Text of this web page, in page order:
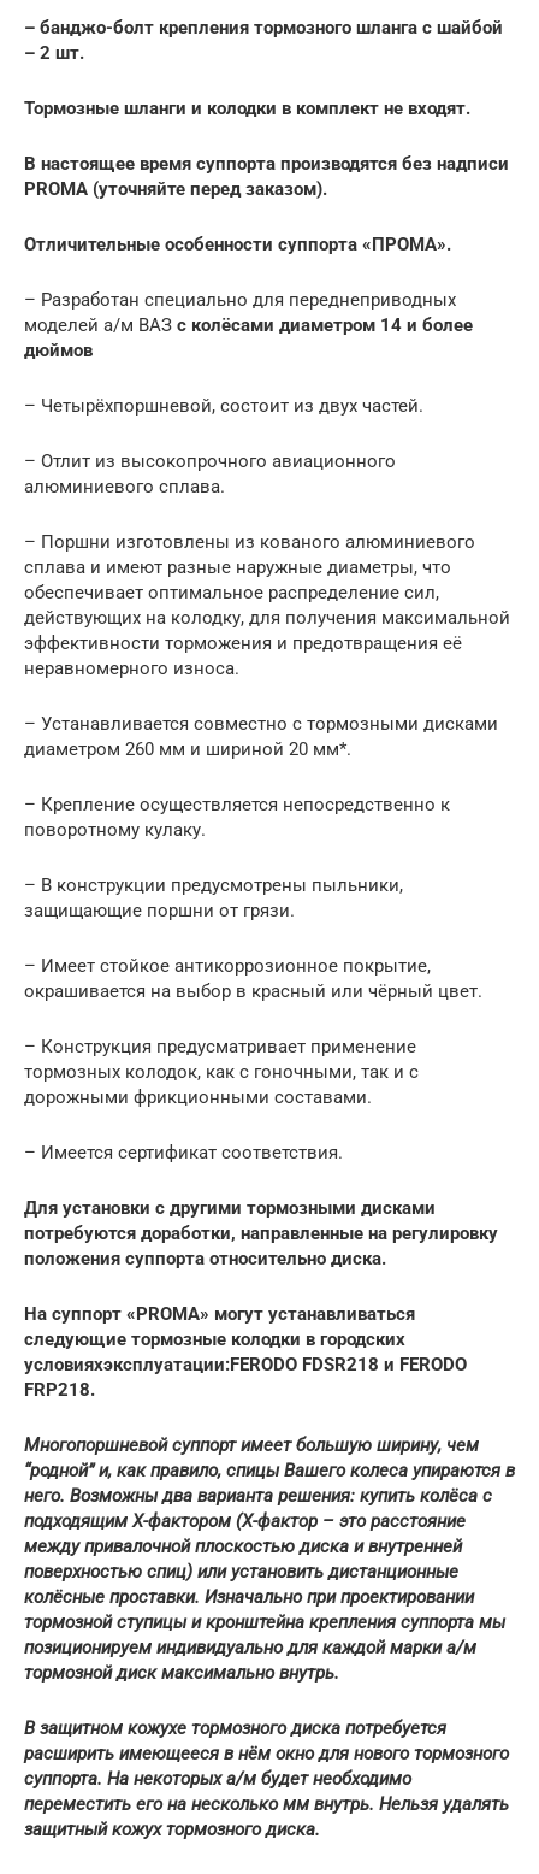
– банджо-болт крепления тормозного шланга с шайбой
– 2 шт.
Тормозные шланги и колодки в комплект не входят.
В настоящее время суппорта производятся без надписи
PROMA (уточняйте перед заказом).
Отличительные особенности суппорта «ПРОМА».
– Разработан специально для переднеприводных
моделей а/м ВАЗ с колёсами диаметром 14 и более
дюймов
– Четырёхпоршневой, состоит из двух частей.
– Отлит из высокопрочного авиационного
алюминиевого сплава.
– Поршни изготовлены из кованого алюминиевого
сплава и имеют разные наружные диаметры, что
обеспечивает оптимальное распределение сил,
действующих на колодку, для получения максимальной
эффективности торможения и предотвращения её
неравномерного износа.
– Устанавливается совместно с тормозными дисками
диаметром 260 мм и шириной 20 мм*.
– Крепление осуществляется непосредственно к
поворотному кулаку.
– В конструкции предусмотрены пыльники,
защищающие поршни от грязи.
– Имеет стойкое антикоррозионное покрытие,
окрашивается на выбор в красный или чёрный цвет.
– Конструкция предусматривает применение
тормозных колодок, как с гоночными, так и с
дорожными фрикционными составами.
– Имеется сертификат соответствия.
Для установки с другими тормозными дисками
потребуются доработки, направленные на регулировку
положения суппорта относительно диска.
На суппорт «PROMA» могут устанавливаться
следующие тормозные колодки в городских
условияхэксплуатации:FERODO FDSR218 и FERODO
FRP218.
Многопоршневой суппорт имеет большую ширину, чем
“родной” и, как правило, спицы Вашего колеса упираются в
него. Возможны два варианта решения: купить колёса с
подходящим Х-фактором (Х-фактор – это расстояние
между привалочной плоскостью диска и внутренней
поверхностью спиц) или установить дистанционные
колёсные проставки. Изначально при проектировании
тормозной ступицы и кронштейна крепления суппорта мы
позиционируем индивидуально для каждой марки а/м
тормозной диск максимально внутрь.
В защитном кожухе тормозного диска потребуется
расширить имеющееся в нём окно для нового тормозного
суппорта. На некоторых а/м будет необходимо
переместить его на несколько мм внутрь. Нельзя удалять
защитный кожух тормозного диска.